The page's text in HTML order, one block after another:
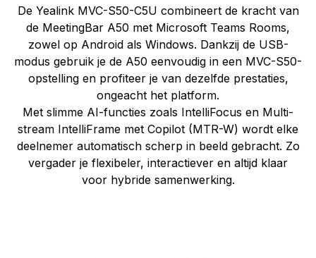
De Yealink MVC-S50-C5U combineert de kracht van
de MeetingBar A50 met Microsoft Teams Rooms,
zowel op Android als Windows. Dankzij de USB-
modus gebruik je de A50 eenvoudig in een MVC-S50-
opstelling en profiteer je van dezelfde prestaties,
ongeacht het platform.
Met slimme AI-functies zoals IntelliFocus en Multi-
stream IntelliFrame met Copilot (MTR-W) wordt elke
deelnemer automatisch scherp in beeld gebracht. Zo
vergader je flexibeler, interactiever en altijd klaar
voor hybride samenwerking.